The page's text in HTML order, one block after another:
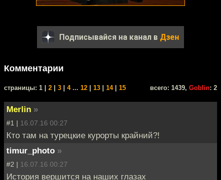
Подписывайся на канал в Дзен
Комментарии
cтраницы: 1 | 2 3 4... 12 13 14| 15 всего: 1439, Goblin: 2
Merlin »
#1 | 16.07.16 00:27
Кто там на турецкие курорты крайний?!
timur_photo »
#2 | 16.07.16 00:27
История вершится на наших глазах